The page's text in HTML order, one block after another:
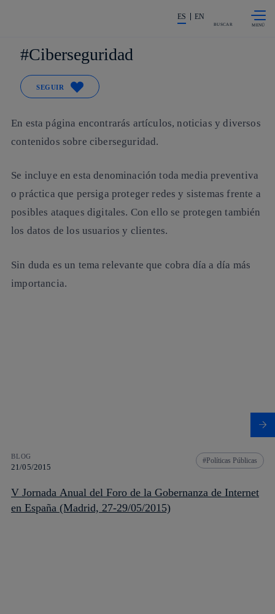
La acción en accionistas e
ES EN
BUSCAR
Ciberseguridad
SEGUIR
En esta página encontrarás artículos, noticias y diversos
contenidos sobre ciberseguridad.
Se incluye en esta denominación toda media preventiva
o práctica que persiga proteger redes y sistemas frente a
posibles ataques digitales. Con ello se protegen también
los datos de los usuarios y clientes.
Sin duda es un tema relevante que cobra día a día más
importancia.
BLOG
21/05/2015
Políticas Públicas
V Jornada Anual del Foro de la Gobernanza de Internet
en España (Madrid, 27-29/05/2015)